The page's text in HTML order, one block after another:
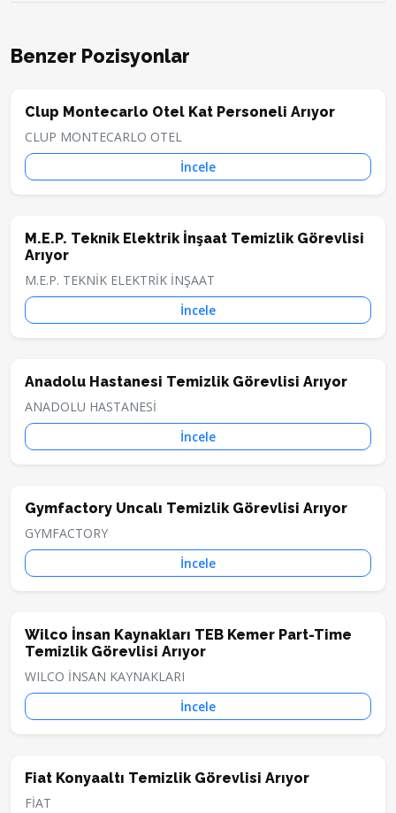
Benzer Pozisyonlar
Clup Montecarlo Otel Kat Personeli Arıyor
CLUP MONTECARLO OTEL
İncele
M.E.P. Teknik Elektrik İnşaat Temizlik Görevlisi
Arıyor
M.E.P. TEKNİK ELEKTRİK İNŞAAT
İncele
Anadolu Hastanesi Temizlik Görevlisi Arıyor
ANADOLU HASTANESİ
İncele
Gymfactory Uncalı Temizlik Görevlisi Arıyor
GYMFACTORY
İncele
Wilco İnsan Kaynakları TEB Kemer Part-Time
Temizlik Görevlisi Arıyor
WILCO İNSAN KAYNAKLARI
İncele
Fiat Konyaaltı Temizlik Görevlisi Arıyor
FİAT